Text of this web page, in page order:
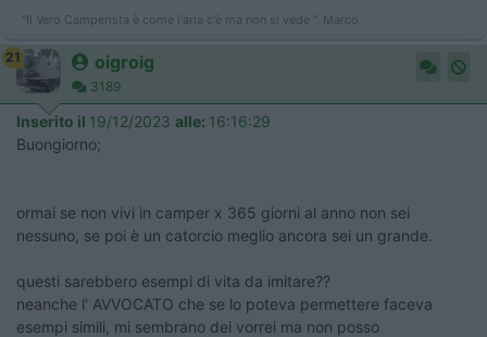
"Il Vero Camperista è come l'aria c'è ma non si vede ". Marco
21 oigroig
3189
Inserito il 19/12/2023 alle: 16:16:29
Buongiorno;
ormai se non vivi in camper x 365 giorni al anno non sei
nessuno, se poi è un catorcio meglio ancora sei un grande.
questi sarebbero esempi di vita da imitare??
neanche l' AVVOCATO che se lo poteva permettere faceva
esempi simili, mi sembrano dei vorrei ma non posso